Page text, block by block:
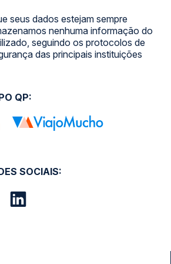
seus dados estejam sempre
nenhuma informação do
seguindo os protocolos de
das principais instituições
SOCIAIS:
QP: